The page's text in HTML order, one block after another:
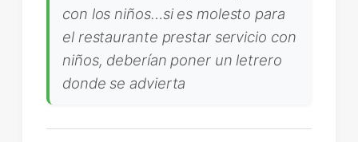
con los niños…si es molesto para
el restaurante prestar servicio con
niños, deberían poner un letrero
donde se advierta